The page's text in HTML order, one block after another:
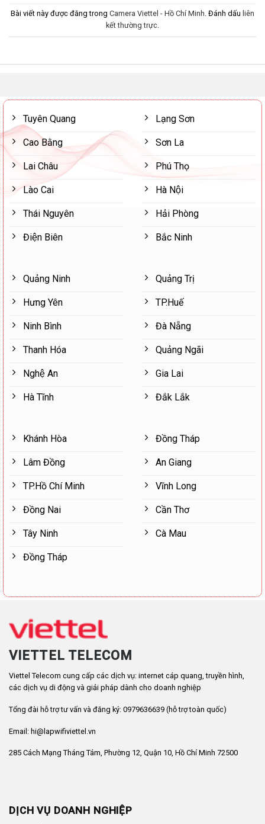
Bài viết này được đăng trong Camera Viettel - Hồ Chí Minh. Đánh dấu liên
kết thường trực.
Tuyên Quang
Cao Bằng
Lai Châu
Lào Cai
Thái Nguyên
Điện Biên
Lạng Sơn
Sơn La
Phú Thọ
Hà Nội
Hải Phòng
Bắc Ninh
Quảng Ninh
Hưng Yên
Ninh Bình
Thanh Hóa
Nghệ An
Hà Tĩnh
Quảng Trị
TP.Huế
Đà Nẵng
Quảng Ngãi
Gia Lai
Đắk Lắk
Khánh Hòa
Lâm Đồng
TP.Hồ Chí Minh
Đồng Nai
Tây Ninh
Đồng Tháp
Đồng Tháp
An Giang
Vĩnh Long
Cần Thơ
Cà Mau
VIETTEL TELECOM
Viettel Telecom cung cấp các dịch vụ: internet cáp quang, truyền hình,
các dịch vụ di động và giải pháp dành cho doanh nghiệp
Tổng đài hỗ trợ tư vấn và đăng ký: 0979636639 (hỗ trợ toàn quốc)
Email: hi@lapwifiviettel.vn
285 Cách Mạng Tháng Tám, Phường 12, Quận 10, Hồ Chí Minh 72500
DỊCH VỤ DOANH NGHIỆP